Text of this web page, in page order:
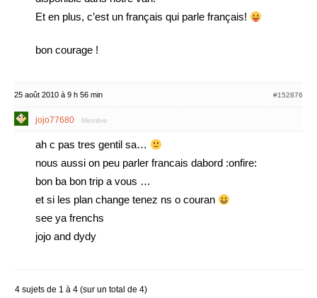
Et en plus, c’est un français qui parle français!
bon courage !
25 août 2010 à 9 h 56 min #152876
jojo77680 Membre
ah c pas tres gentil sa…
nous aussi on peu parler francais dabord :onfire:
bon ba bon trip a vous …
et si les plan change tenez ns o couran
see ya frenchs
jojo and dydy
4 sujets de 1 à 4 (sur un total de 4)